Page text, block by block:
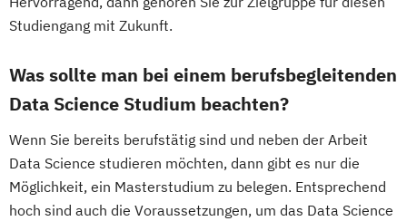
Studiengang mit Zukunft.
Was sollte man bei einem berufsbegleitenden
Data Science Studium beachten?
Wenn Sie bereits berufstätig sind und neben der Arbeit
Data Science studieren möchten, dann gibt es nur die
Möglichkeit, ein Masterstudium zu belegen. Entsprechend
hoch sind auch die Voraussetzungen, um das Data Science